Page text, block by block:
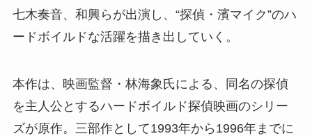
七木奏音、和興らが出演し、“探偵・濱マイク”のハ
ードボイルドな活躍を描き出していく。
本作は、映画監督・林海象氏による、同名の探偵
を主人公とするハードボイルド探偵映画のシリー
ズが原作。三部作として1993年から1996年までに